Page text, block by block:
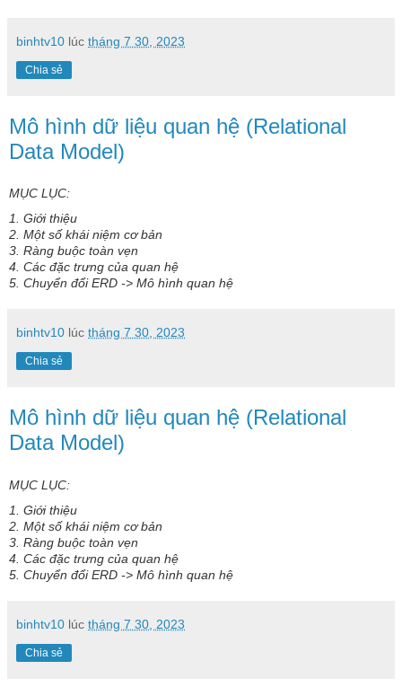
binhtv10 lúc tháng 7 30, 2023
Chia sẻ
Mô hình dữ liệu quan hệ (Relational
Data Model)
MỤC LỤC:
1. Giới thiệu
2. Một số khái niệm cơ bản
3. Ràng buộc toàn vẹn
4. Các đặc trưng của quan hệ
5. Chuyển đổi ERD -> Mô hình quan hệ
binhtv10 lúc tháng 7 30, 2023
Chia sẻ
Mô hình dữ liệu quan hệ (Relational
Data Model)
MỤC LỤC:
1. Giới thiệu
2. Một số khái niệm cơ bản
3. Ràng buộc toàn vẹn
4. Các đặc trưng của quan hệ
5. Chuyển đổi ERD -> Mô hình quan hệ
binhtv10 lúc tháng 7 30, 2023
Chia sẻ